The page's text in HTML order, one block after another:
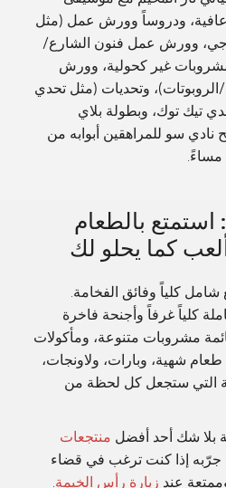
ودروساً وورش عمل (مثل
وورش عمل فنون الشارع/
غير كحولية، وورش
وتحديات (مثل تحدي
تيك توك، وبطولة بلاي
سو للمراهقين أبوابه من
بالطعام
كما يحلو لك
كلياً وفائق الفخامة.
كلياً غرفاً وأجنحة فاخرة
مشروبات متنوعة، ومأكولات
شهية، وبارات، ولاونجات،
التي ستجعل كل لحظة من
بلا شك أحد أفضلمنتجعات
جرّبه إذا كنت ترغب في قضاء